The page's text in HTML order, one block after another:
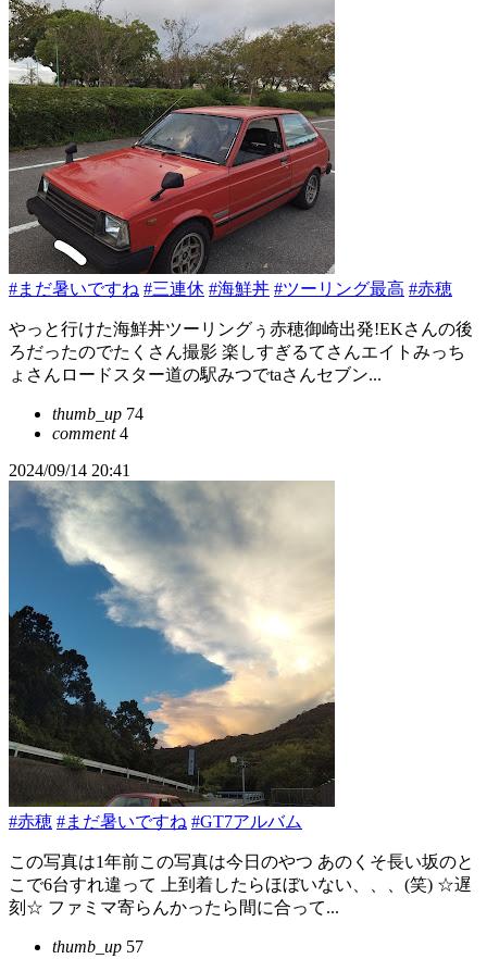
#まだ暑いですね #三連休 #海鮮丼 #ツーリング最高 #赤穂
やっと行けた海鮮丼ツーリングぅ赤穂御崎出発!EKさんの後
ろだったのでたくさん撮影 楽しすぎるてさんエイトみっち
ょさんロードスター道の駅みつでtaさんセブン...
thumb_up 74
comment4
2024/09/14 20:41
#赤穂 #まだ暑いですね #GT7アルバム
この写真は1年前この写真は今日のやつ あのくそ長い坂のと
こで6台すれ違って 上到着したらほぼいない、、、(笑) ☆遅
刻☆ ファミマ寄らんかったら間に合って...
thumb_up 57